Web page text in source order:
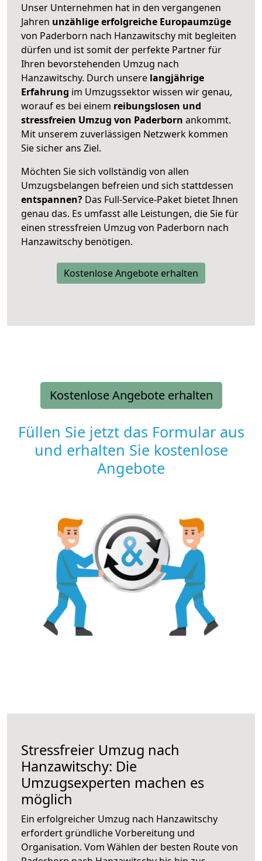
Unser Unternehmen hat in den vergangenen
Jahren unzählige erfolgreiche Europaumzüge
von Paderborn nach Hanzawitschy mit begleiten
dürfen und ist somit der perfekte Partner für
Ihren bevorstehenden Umzug nach
Hanzawitschy. Durch unsere langjährige
Erfahrung im Umzugssektor wissen wir genau,
worauf es bei einem reibungslosen und
stressfreien Umzug von Paderborn ankommt.
Mit unserem zuverlässigen Netzwerk kommen
Sie sicher ans Ziel.
Möchten Sie sich vollständig von allen
Umzugsbelangen befreien und sich stattdessen
entspannen? Das Full-Service-Paket bietet Ihnen
genau das. Es umfasst alle Leistungen, die Sie für
einen stressfreien Umzug von Paderborn nach
Hanzawitschy benötigen.
Kostenlose Angebote erhalten
Kostenlose Angebote erhalten
Füllen Sie jetzt das Formular aus
und erhalten Sie kostenlose
Angebote
Stressfreier Umzug nach
Hanzawitschy: Die
Umzugsexperten machen es
möglich
Ein erfolgreicher Umzug nach Hanzawitschy
erfordert gründliche Vorbereitung und
Organisation. Vom Wählen der besten Route von